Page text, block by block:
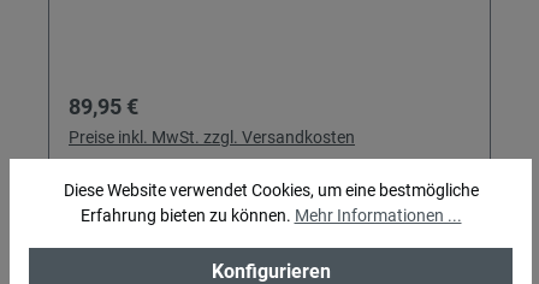
Diese Website verwendet Cookies, um eine bestmögliche
Erfahrung bieten zu können. Mehr Informationen ...
Konfigurieren
Regulärer Preis:
89,95 €
Preise inkl. MwSt. zzgl. Versandkosten
In den Warenkorb